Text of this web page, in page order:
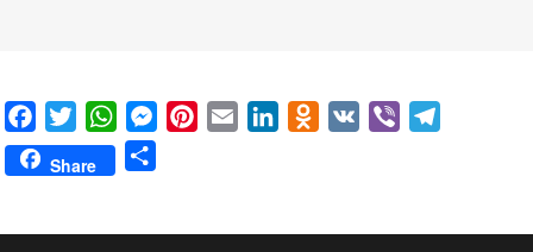
FacebookTwitterWhatsAppMessenger
Pinterest
Email LinkedInOdnoklassniki
VK Viber
Share